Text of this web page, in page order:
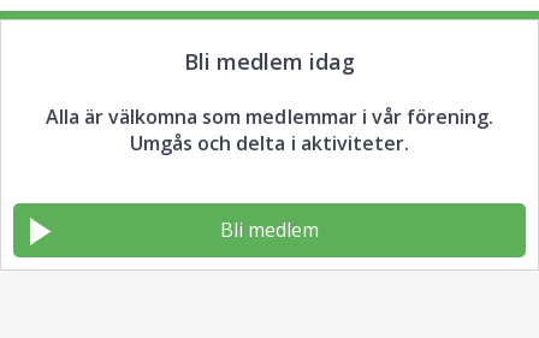
Bli medlem idag
Alla är välkomna som medlemmar i vår förening.
Umgås och delta i aktiviteter.
Bli medlem